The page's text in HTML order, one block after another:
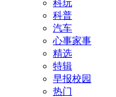
科玩
科普
汽车
心事家事
精选
特辑
早报校园
热门